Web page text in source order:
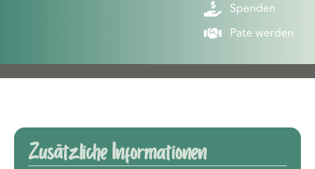
Spenden
Pate werden
Zusätzliche Informationen